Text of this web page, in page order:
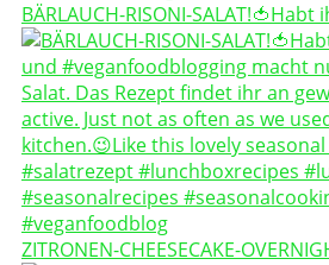
BÄRLAUCH-RISONI-
ZITRONEN-CHEESECAKE-